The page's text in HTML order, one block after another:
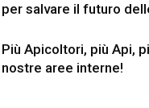
per salvare il futuro
Più Apicoltori, più Api,
nostre aree interne!